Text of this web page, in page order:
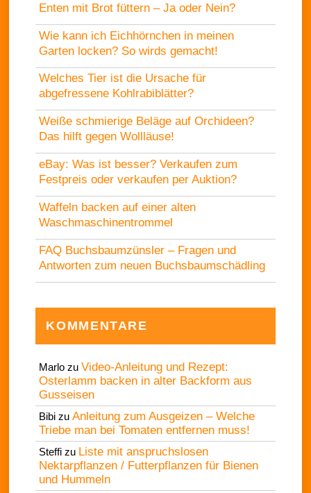
Enten mit Brot füttern – Ja oder Nein?
Wie kann ich Eichhörnchen in meinen
Garten locken? So wirds gemacht!
Welches Tier ist die Ursache für
abgefressene Kohlrabiblätter?
Weiße schmierige Beläge auf Orchideen?
Das hilft gegen Wollläuse!
eBay: Was ist besser? Verkaufen zum
Festpreis oder verkaufen per Auktion?
Waffeln backen auf einer alten
Waschmaschinentrommel
FAQ Buchsbaumzünsler – Fragen und
Antworten zum neuen Buchsbaumschädling
KOMMENTARE
Marlo zuVideo-Anleitung und Rezept:
Osterlamm backen in alter Backform aus
Gusseisen
Bibi zuAnleitung zum Ausgeizen – Welche
Triebe man bei Tomaten entfernen muss!
Steffi zu Liste mit anspruchslosen
Nektarpflanzen / Futterpflanzen für Bienen
und Hummeln